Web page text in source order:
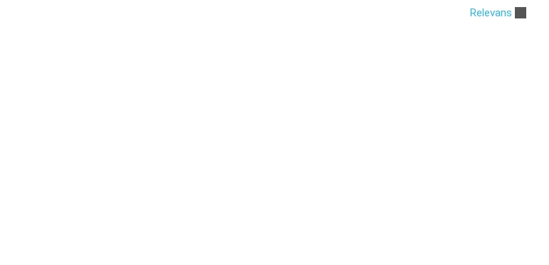
Relevans